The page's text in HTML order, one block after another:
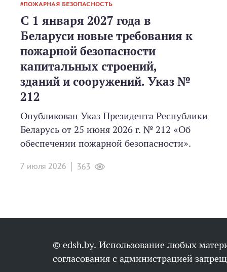
ПОЖАРНАЯ БЕЗОПАСНОСТЬ
С 1 января 2027 года в
Беларуси новые требования к
пожарной безопасности
капитальных строений,
зданий и сооружений. Указ №
212
Опубликован Указ Президента Республики
Беларусь от 25 июня 2026 г. № 212 «Об
обеспечении пожарной безопасности».
7 июля 2026 363
© edsh.by. Использование любых
согласования с администрацией